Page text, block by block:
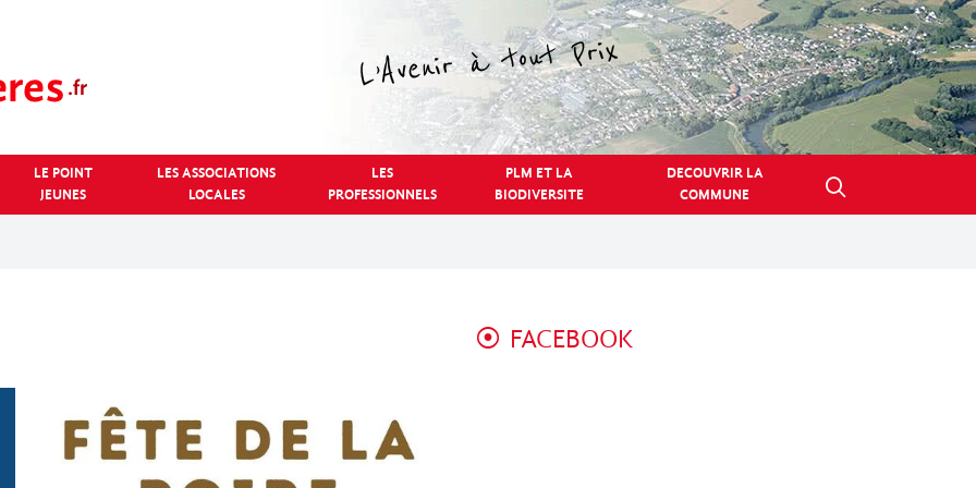
LE POINT
JEUNES
LES ASSOCIATIONS
LOCALES
LES
PROFESSIONNELS
PLM ET LA
BIODIVERSITE
DECOUVRIR LA
COMMUNE
FACEBOOK